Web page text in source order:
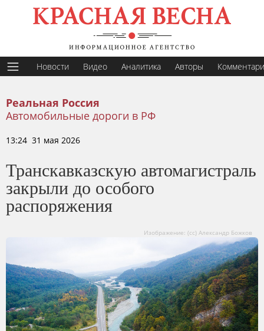
Новости Видео Аналитика Авторы
Реальная Россия
Автомобильные дороги в РФ
13:24 31 мая 2026
Транскавказскую автомагистраль
закрыли до особого
распоряжения
Изображение: (cc) Александр Божков